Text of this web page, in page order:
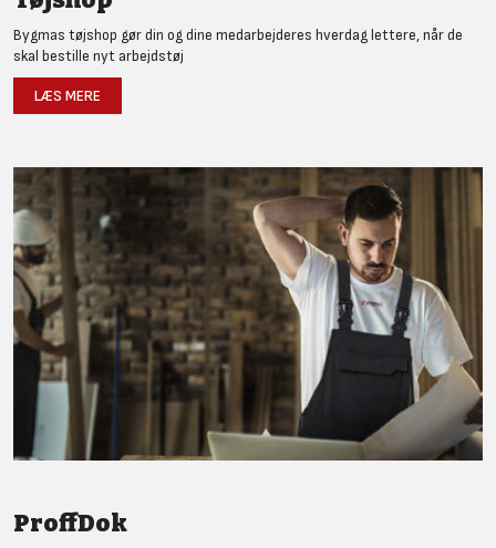
Bygmas tøjshop gør din og dine medarbejderes hverdag lettere, når de
skal bestille nyt arbejdstøj
LÆS MERE
ProffDok